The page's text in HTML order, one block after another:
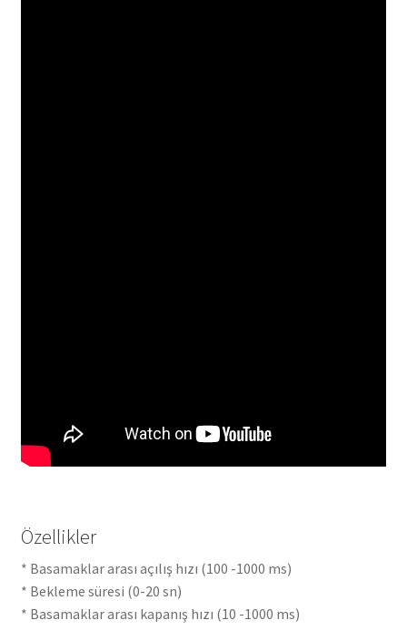
Özellikler
* Basamaklar arası açılış hızı (100 -1000 ms)
* Bekleme süresi (0-20 sn)
* Basamaklar arası kapanış hızı (10 -1000 ms)